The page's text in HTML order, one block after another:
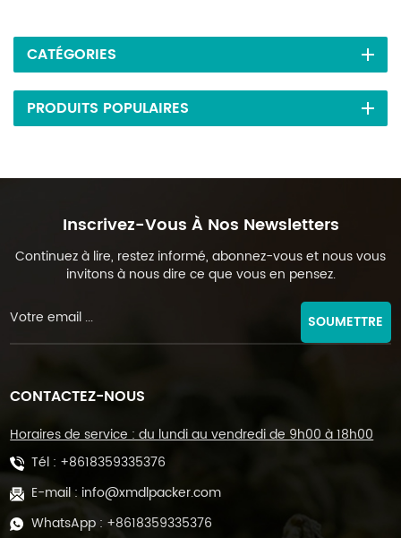
CATÉGORIES
PRODUITS POPULAIRES
Inscrivez-Vous À Nos Newsletters
Continuez à lire, restez informé, abonnez-vous et nous vous
invitons à nous dire ce que vous en pensez.
SOUMETTRE
CONTACTEZ-NOUS
Horaires de service : du lundi au vendredi de 9h00 à 18h00
Tél : +8618359335376
E-mail : info@xmdlpacker.com
WhatsApp : +8618359335376